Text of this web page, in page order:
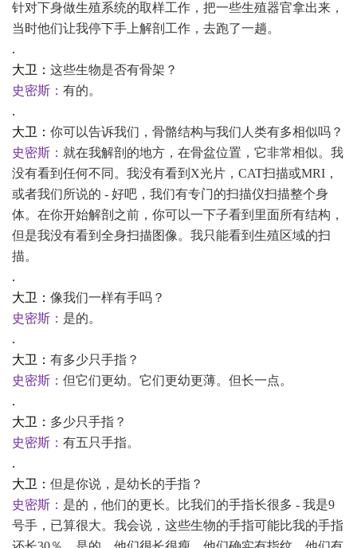
针对下身做生殖系统的取样工作，把一些生殖器官拿出来，
当时他们让我停下手上解剖工作，去跑了一趟。
.
大卫： 这些生物是否有骨架？
史密斯： 有的。
.
大卫： 你可以告诉我们，骨骼结构与我们人类有多相似吗？
史密斯： 就在我解剖的地方，在骨盆位置，它非常相似。我
没有看到任何不同。我没有看到 X光片，CAT扫描或MRI，
或者我们所说的 - 好吧，我们有专门的扫描仪扫描整个身
体。在你开始解剖之前，你可以一下子看到里面所有结构，
但是我没有看到全身扫描图像。我只能看到生殖区域的扫
描。
.
大卫： 像我们一样有手吗？
史密斯： 是的。
.
大卫： 有多少只手指？
史密斯： 但它们更幼。它们更幼更薄。但长一点。
.
大卫： 多少只手指？
史密斯： 有五只手指。
.
大卫： 但是你说，是幼长的手指？
史密斯： 是的，他们的更长。比我们的手指长很多 - 我是9
号手，已算很大。我会说，这些生物的手指可能比我的手指